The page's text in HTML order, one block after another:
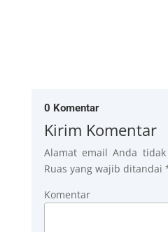
0 Komentar
Kirim Komentar
Alamat email Anda
Ruas yang wajib ditandai